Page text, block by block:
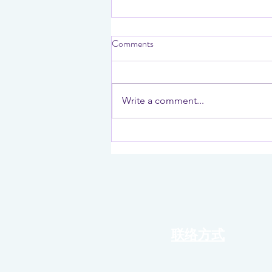
Samsung Galaxy S26 Ultra 被曝
Comments
Write a comment...